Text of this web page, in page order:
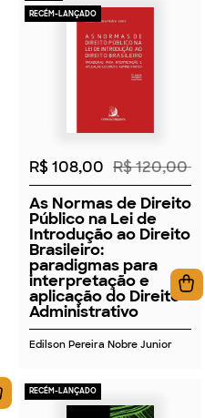
RECÉM-LANÇADO
2026
R$ 108,00 R$ 120,00
As Normas de Direito
Público na Lei de
Introdução ao Direito
Brasileiro:
paradigmas para
interpretação e
aplicação do Direito
Administrativo
Edilson Pereira Nobre Junior
RECÉM-LANÇADO